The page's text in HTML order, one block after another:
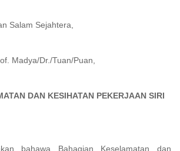
Salam Sejahtera,
Madya/Dr./Tuan/Puan,
DAN KESIHATAN PEKERJAAN SIRI
bahawa Bahagian Keselamatan dan